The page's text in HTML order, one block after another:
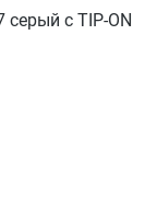
с TIP-ON